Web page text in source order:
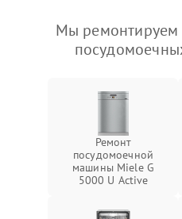
Мы ремонтируем
Ремонт
посудомоечной
машины Miele G
5000 U Active